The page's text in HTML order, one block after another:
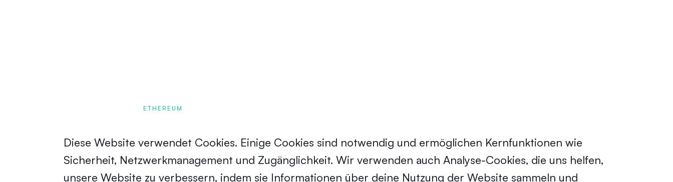
ETHEREUM
Diese Website verwendet Cookies. Einige Cookies sind notwendig und ermöglichen Kernfunktionen wie
Sicherheit, Netzwerkmanagement und Zugänglichkeit. Wir verwenden auch Analyse-Cookies, die uns helfen,
unsere Website zu verbessern, indem sie Informationen über deine Nutzung der Website sammeln und